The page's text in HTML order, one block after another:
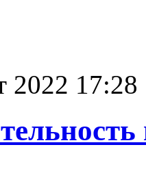
2022 17:28